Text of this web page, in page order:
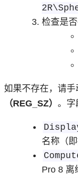
检查是
如果不存在，请
（REG_SZ） 。字
名称（即
Pro 8 离